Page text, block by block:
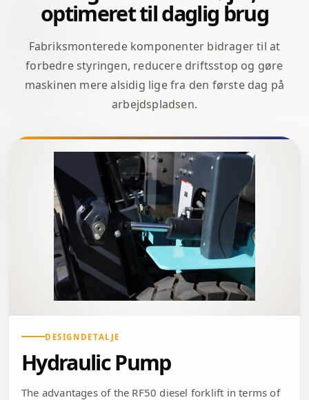
optimeret til daglig brug
Fabriksmonterede komponenter bidrager til at
forbedre styringen, reducere driftsstop og gøre
maskinen mere alsidig lige fra den første dag på
arbejdspladsen.
DESIGNDETALJE
Hydraulic Pump
The advantages of the RF50 diesel forklift in terms of